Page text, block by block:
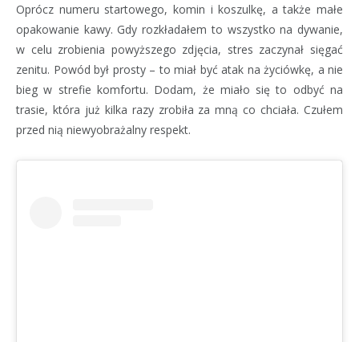
Oprócz numeru startowego, komin i koszulkę, a także małe
opakowanie kawy. Gdy rozkładałem to wszystko na dywanie,
w celu zrobienia powyższego zdjęcia, stres zaczynał sięgać
zenitu. Powód był prosty – to miał być atak na życiówkę, a nie
bieg w strefie komfortu. Dodam, że miało się to odbyć na
trasie, która już kilka razy zrobiła za mną co chciała. Czułem
przed nią niewyobrażalny respekt.